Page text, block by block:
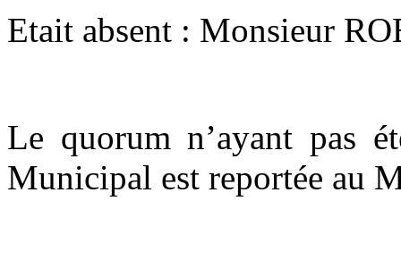
Etait absent : Monsieur
Le quorum n’ayant pas
Municipal est reportée au